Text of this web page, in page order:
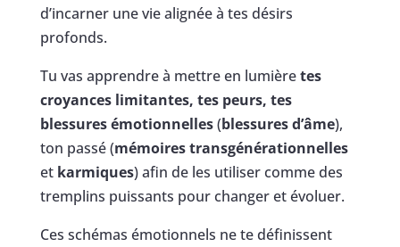
d’incarner une vie alignée à tes désirs
profonds.
Tu vas apprendre à mettre en lumièretes
croyances limitantes, tes peurs, tes
blessures émotionnelles(blessures d’âme),
ton passé (mémoires transgénérationnelles
et karmiques) afin de les utiliser comme des
tremplins puissants pour changer et évoluer.
Ces schémas émotionnels ne te définissent